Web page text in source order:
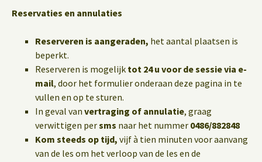
Reservaties en annulaties
Reserveren is aangeraden, het aantal plaatsen is
beperkt.
Reserveren is mogelijk tot 24 u voor de sessie via e-
mail, door het formulier onderaan deze pagina in te
vullen en op te sturen.
In geval van vertraging of annulatie, graag
verwittigen persms naar het nummer 0486/882848
Kom steeds op tijd, vijf à tien minuten voor aanvang
van de les om het verloop van de les en de